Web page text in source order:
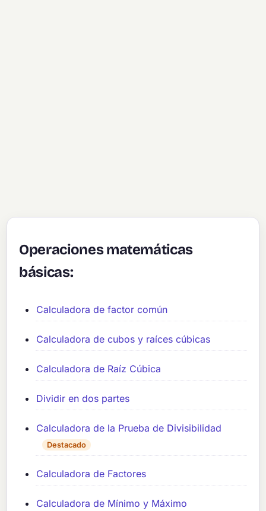
Operaciones matemáticas
básicas:
Calculadora de factor común
Calculadora de cubos y raíces cúbicas
Calculadora de Raíz Cúbica
Dividir en dos partes
Calculadora de la Prueba de Divisibilidad
Destacado
Calculadora de Factores
Calculadora de Mínimo y Máximo